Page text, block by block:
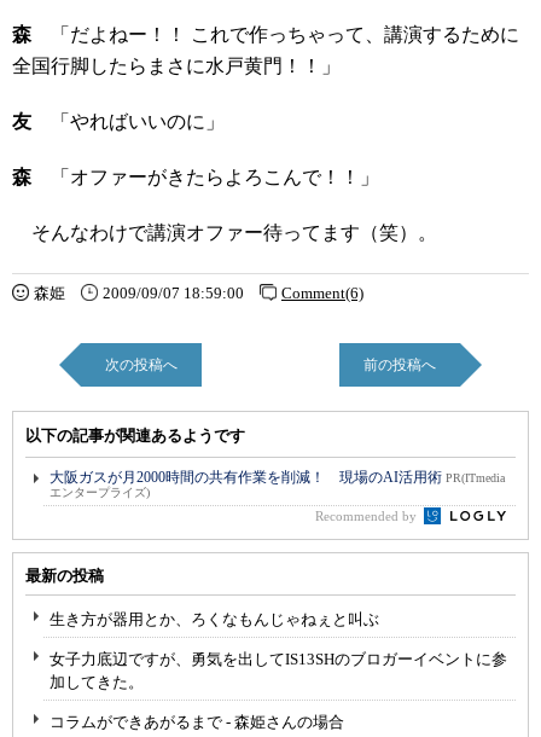
森 「だよねー！！ これで作っちゃって、講演するために
全国行脚したらまさに水戸黄門！！」
友 「やればいいのに」
森 「オファーがきたらよろこんで！！」
そんなわけで講演オファー待ってます（笑）。
森姫 2009/09/07 18:59:00 Comment(6)
次の投稿へ 前の投稿へ
以下の記事が関連あるようです
大阪ガスが月2000時間の共有作業を削減！ 現場のAI活用術 PR(ITmedia
エンタープライズ)
Recommended by
最新の投稿
生き方が器用とか、ろくなもんじゃねぇと叫ぶ
女子力底辺ですが、勇気を出してIS13SHのブロガーイベントに参
加してきた。
コラムができあがるまで - 森姫さんの場合